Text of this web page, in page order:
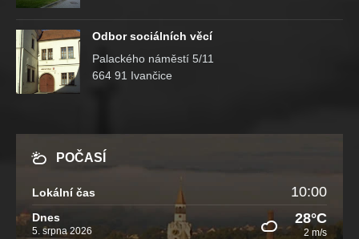
Odbor sociálních věcí
Palackého náměstí 5/11
664 91 Ivančice
POČASÍ
Lokální čas 10:00
Dnes
5. srpna 2026
28°C
2 m/s